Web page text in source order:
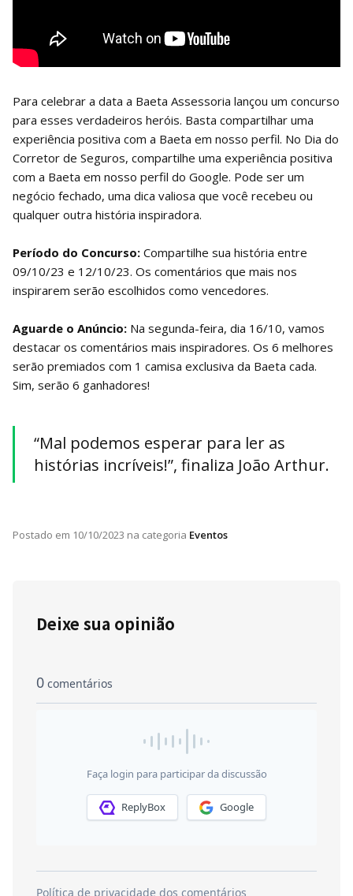
Para celebrar a data a Baeta Assessoria lançou um concurso
para esses verdadeiros heróis. Basta compartilhar uma
experiência positiva com a Baeta em nosso perfil. No Dia do
Corretor de Seguros, compartilhe uma experiência positiva
com a Baeta em nosso perfil do Google. Pode ser um
negócio fechado, uma dica valiosa que você recebeu ou
qualquer outra história inspiradora.
Período do Concurso: Compartilhe sua história entre
09/10/23 e 12/10/23. Os comentários que mais nos
inspirarem serão escolhidos como vencedores.
Aguarde o Anúncio: Na segunda-feira, dia 16/10, vamos
destacar os comentários mais inspiradores. Os 6 melhores
serão premiados com 1 camisa exclusiva da Baeta cada.
Sim, serão 6 ganhadores!
“Mal podemos esperar para ler as
histórias incríveis!”, finaliza João Arthur.
Postado em 10/10/2023 na categoria Eventos
Deixe sua opinião